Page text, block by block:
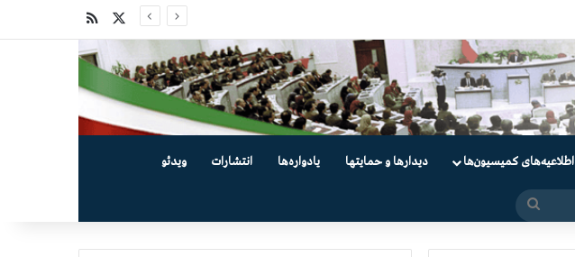
اطلاعیه‌های کمیسیون‌‌ها دیدارها و حمایتها یادواره‌ها انتشارات ویدئو